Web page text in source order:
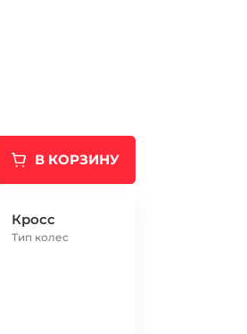
В КОРЗИНУ
Кросс
Тип колес